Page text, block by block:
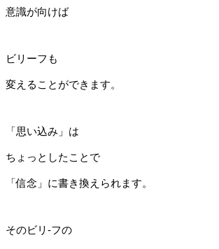
意識が向けば
ビリーフも
変えることができます。
「思い込み」は
ちょっとしたことで
「信念」に書き換えられます。
そのビリ-フの